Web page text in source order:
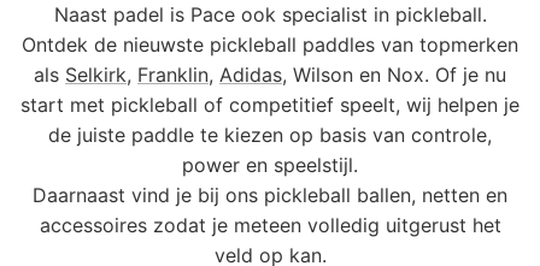
Naast padel is Pace ook specialist in pickleball.
Ontdek de nieuwste pickleball paddles van topmerken
als Selkirk, Franklin, Adidas, Wilson en Nox. Of je nu
start met pickleball of competitief speelt, wij helpen je
de juiste paddle te kiezen op basis van controle,
power en speelstijl.
Daarnaast vind je bij ons pickleball ballen, netten en
accessoires zodat je meteen volledig uitgerust het
veld op kan.